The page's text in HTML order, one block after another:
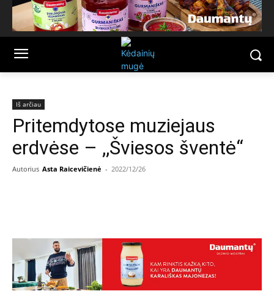
Iš arčiau
Pritemdytose muziejaus
erdvėse – ,,Šviesos šventė“
Autorius Asta Raicevičienė - 2022/12/26